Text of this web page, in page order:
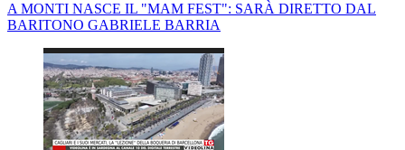
A MONTI NASCE IL "MAM FEST": SARÀ DIRETTO DAL
BARITONO GABRIELE BARRIA